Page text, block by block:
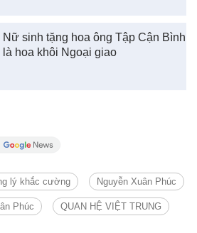
Nữ sinh tặng hoa ông Tập Cận Bình
là hoa khôi Ngoại giao
lý khắc cường Nguyễn Xuân Phúc
Phúc QUAN HỆ VIỆT TRUNG